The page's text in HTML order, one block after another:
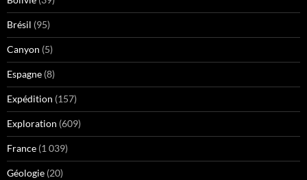
Brésil (95)
Canyon (5)
Espagne (8)
Expédition (157)
Exploration (609)
France (1 039)
Géologie (20)